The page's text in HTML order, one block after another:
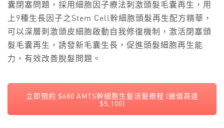
囊閉塞問題，採用細胞因子療法刺激頭髮毛囊再生，用
上9種生長因子之Stem Cell幹細胞頭髮再生配方精華，
可以深層刺激頭皮細胞啟動自我修復機制，激活閉塞頭
髮毛囊再生，誘發新毛囊生長，促進頭髮細胞再生能
力，有效改善脫髮問題。
立即預約 $680 AMTS幹細胞生髮活髮療程 (總值高達
$5,100)